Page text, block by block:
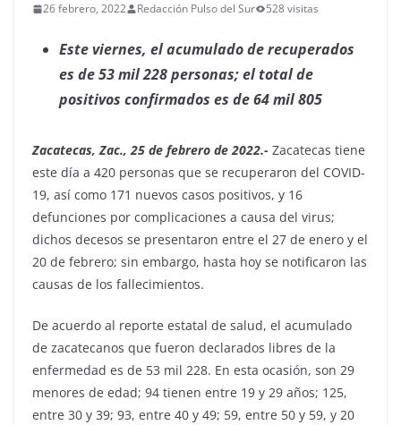
26 febrero, 2022 Redacción Pulso del Sur 528 visitas
Este viernes, el acumulado de recuperados
es de 53 mil 228 personas; el total de
positivos confirmados es de 64 mil 805
Zacatecas, Zac., 25 de febrero de 2022.- Zacatecas tiene
este día a 420 personas que se recuperaron del COVID-
19, así como 171 nuevos casos positivos, y 16
defunciones por complicaciones a causa del virus;
dichos decesos se presentaron entre el 27 de enero y el
20 de febrero; sin embargo, hasta hoy se notificaron las
causas de los fallecimientos.
De acuerdo al reporte estatal de salud, el acumulado
de zacatecanos que fueron declarados libres de la
enfermedad es de 53 mil 228. En esta ocasión, son 29
menores de edad; 94 tienen entre 19 y 29 años; 125,
entre 30 y 39; 93, entre 40 y 49; 59, entre 50 y 59, y 20